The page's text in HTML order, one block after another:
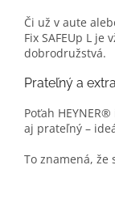
Či už v aute
Fix SAFEUp L
dobrodružstvá.
Prateľný a
Poťah
aj prateľný –
To znamená, že